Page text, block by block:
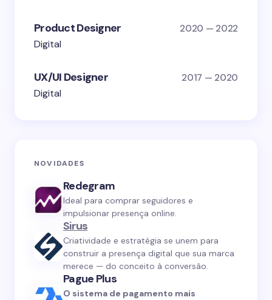
Product Designer 2020 — 2022
Digital
UX/UI Designer 2017 — 2020
Digital
NOVIDADES
Redegram
Ideal para comprar seguidores e
impulsionar presença online.
Sirus
Criatividade e estratégia se unem para
construir a presença digital que sua marca
merece — do conceito à conversão.
Pague Plus
O sistema de pagamento mais